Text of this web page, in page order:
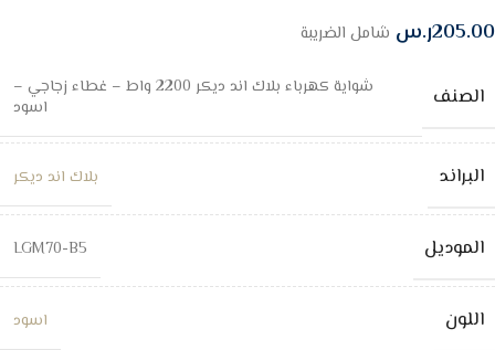
205.00ر.س شامل الضريبة
الصنف
شواية كهرباء بلاك اند ديكر 2200 واط – غطاء زجاجي –
اسود
البراند بلاك اند ديكر
الموديل LGM70-B5
اللون اسود